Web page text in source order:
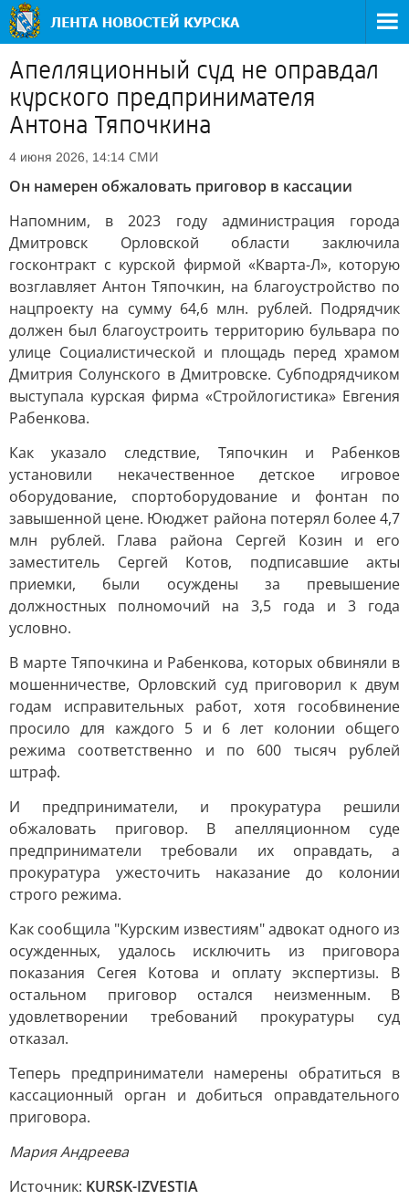
Апелляционный суд не оправдал
курского предпринимателя
Антона Тяпочкина
4 июня 2026, 14:14 СМИ
Он намерен обжаловать приговор в кассации
Напомним, в 2023 году администрация города
Дмитровск Орловской области заключила
госконтракт с курской фирмой «Кварта-Л», которую
возглавляет Антон Тяпочкин, на благоустройство по
нацпроекту на сумму 64,6 млн. рублей. Подрядчик
должен был благоустроить территорию бульвара по
улице Социалистической и площадь перед храмом
Дмитрия Солунского в Дмитровске. Субподрядчиком
выступала курская фирма «Стройлогистика» Евгения
Рабенкова.
Как указало следствие, Тяпочкин и Рабенков
установили некачественное детское игровое
оборудование, спортоборудование и фонтан по
завышенной цене. Ююджет района потерял более 4,7
млн рублей. Глава района Сергей Козин и его
заместитель Сергей Котов, подписавшие акты
приемки, были осуждены за превышение
должностных полномочий на 3,5 года и 3 года
условно.
В марте Тяпочкина и Рабенкова, которых обвиняли в
мошенничестве, Орловский суд приговорил к двум
годам исправительных работ, хотя гособвинение
просило для каждого 5 и 6 лет колонии общего
режима соответственно и по 600 тысяч рублей
штраф.
И предприниматели, и прокуратура решили
обжаловать приговор. В апелляционном суде
предприниматели требовали их оправдать, а
прокуратура ужесточить наказание до колонии
строго режима.
Как сообщила "Курским известиям" адвокат одного из
осужденных, удалось исключить из приговора
показания Сегея Котова и оплату экспертизы. В
остальном приговор остался неизменным. В
удовлетворении требований прокуратуры суд
отказал.
Теперь предприниматели намерены обратиться в
кассационный орган и добиться оправдательного
приговора.
Мария Андреева
Источник: KURSK-IZVESTIA